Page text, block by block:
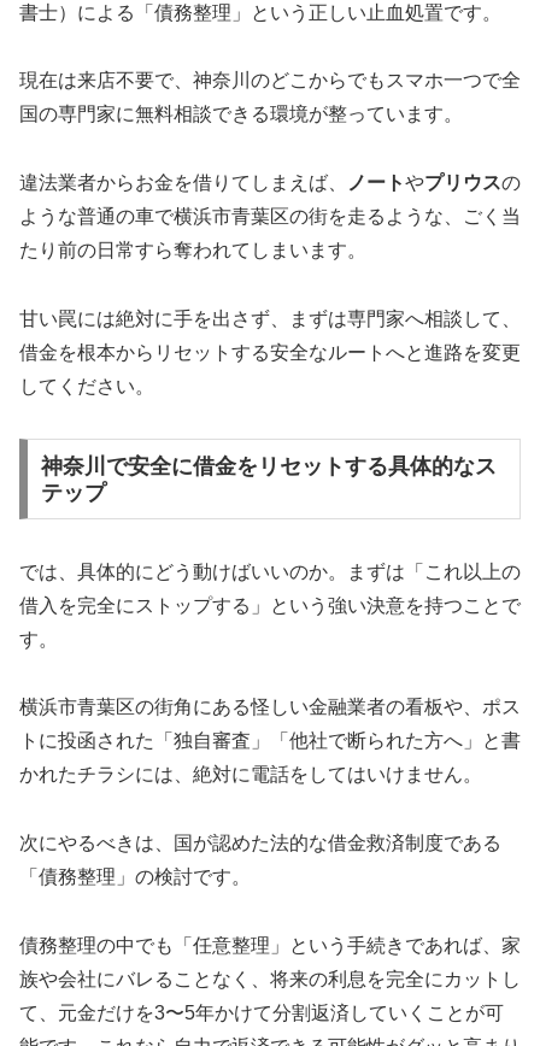
書士）による「債務整理」という正しい止血処置です。
現在は来店不要で、神奈川のどこからでもスマホ一つで全
国の専門家に無料相談できる環境が整っています。
違法業者からお金を借りてしまえば、 ノートやプリウスの
ような普通の車で横浜市青葉区の街を走るような、ごく当
たり前の日常すら奪われてしまいます。
甘い罠には絶対に手を出さず、まずは専門家へ相談して、
借金を根本からリセットする安全なルートへと進路を変更
してください。
神奈川で安全に借金をリセットする具体的なス
テップ
では、具体的にどう動けばいいのか。まずは「これ以上の
借入を完全にストップする」という強い決意を持つことで
す。
横浜市青葉区の街角にある怪しい金融業者の看板や、ポス
トに投函された「独自審査」「他社で断られた方へ」と書
かれたチラシには、絶対に電話をしてはいけません。
次にやるべきは、国が認めた法的な借金救済制度である
「債務整理」の検討です。
債務整理の中でも「任意整理」という手続きであれば、家
族や会社にバレることなく、将来の利息を完全にカットし
て、元金だけを3〜5年かけて分割返済していくことが可